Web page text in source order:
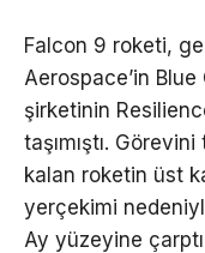
Falcon 9 roketi,
Aerospace’in
şirketinin
taşımıştı.
kalan roketin üst
yerçekimi
Ay yüzeyine